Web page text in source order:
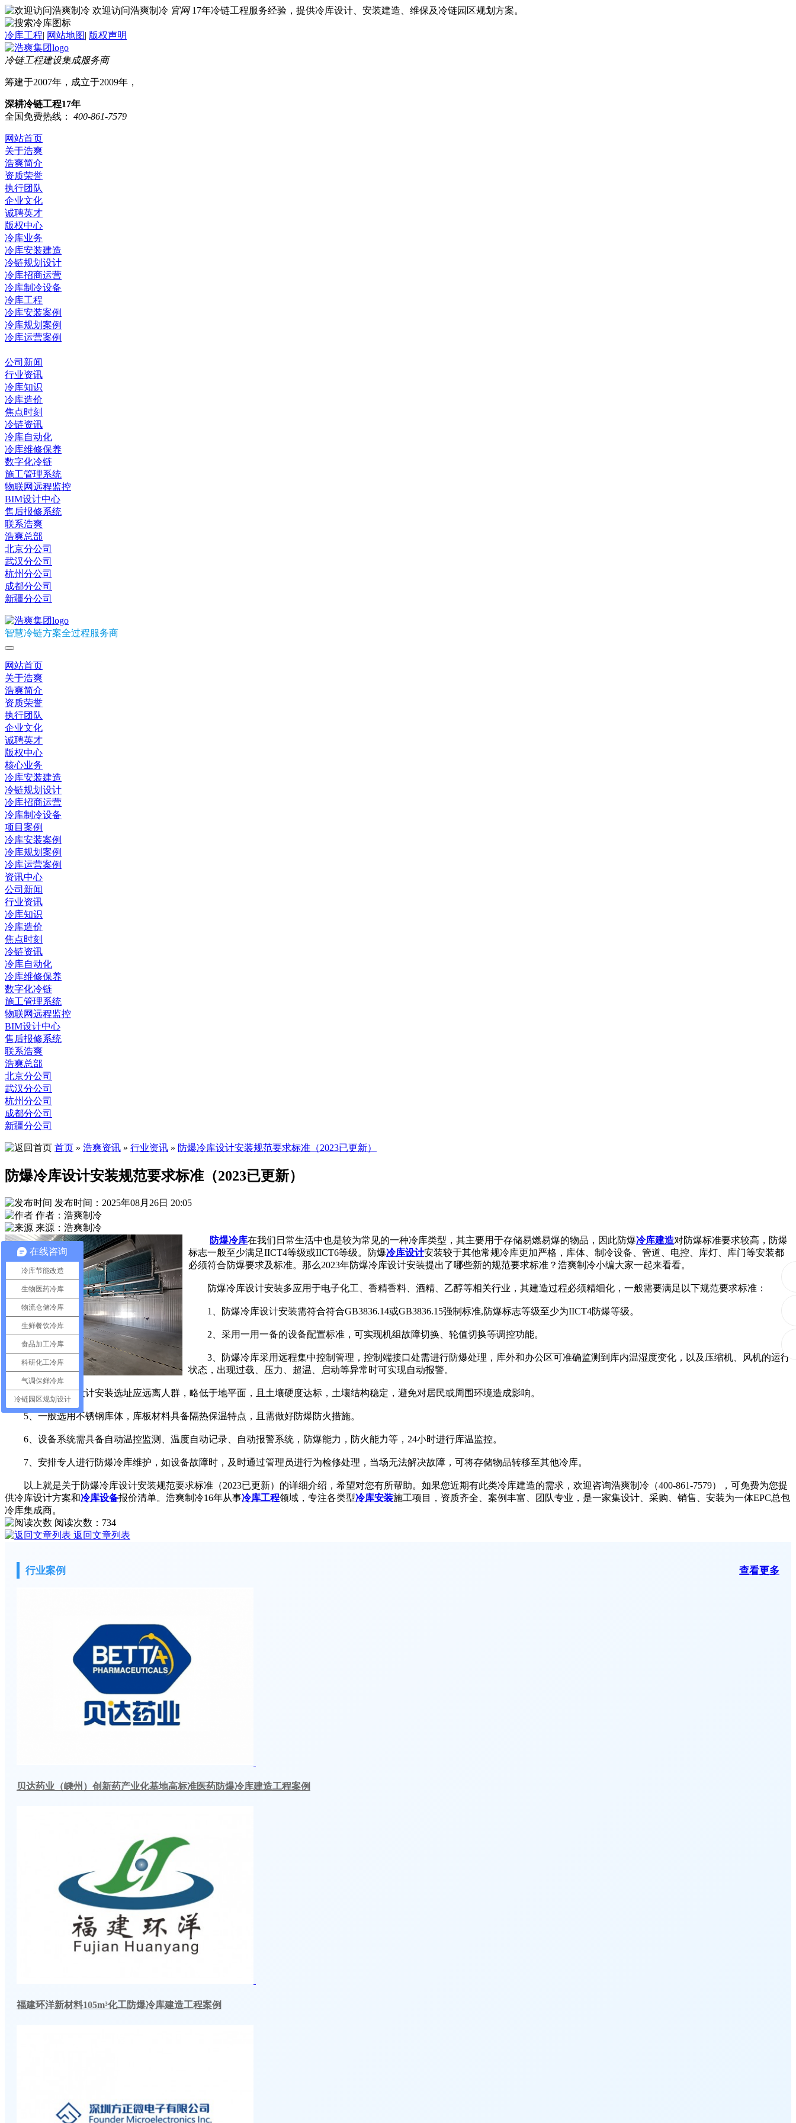
欢迎访问浩爽制冷 官网 17年冷链工程服务经验，提供冷库设计、安装建造、维保及冷链园区规划方案。
冷库工程| 网站地图| 版权声明
冷链工程建设集成服务商
筹建于2007年，成立于2009年，
深耕冷链工程17年
全国免费热线：
400-861-7579
网站首页
关于浩爽
浩爽简介
资质荣誉
执行团队
企业文化
诚聘英才
版权中心
冷库业务
冷库安装建造
冷链规划设计
冷库招商运营
冷库制冷设备
冷库工程
冷库安装案例
冷库规划案例
冷库运营案例
公司新闻
行业资讯
冷库知识
冷库造价
焦点时刻
冷链资讯
冷库自动化
冷库维修保养
数字化冷链
施工管理系统
物联网远程监控
BIM设计中心
售后报修系统
联系浩爽
浩爽总部
北京分公司
武汉分公司
杭州分公司
成都分公司
新疆分公司
智慧冷链方案全过程服务商
网站首页
关于浩爽
浩爽简介
资质荣誉
执行团队
企业文化
诚聘英才
版权中心
核心业务
冷库安装建造
冷链规划设计
冷库招商运营
冷库制冷设备
项目案例
冷库安装案例
冷库规划案例
冷库运营案例
资讯中心
公司新闻
行业资讯
冷库知识
冷库造价
焦点时刻
冷链资讯
冷库自动化
冷库维修保养
数字化冷链
施工管理系统
物联网远程监控
BIM设计中心
售后报修系统
联系浩爽
浩爽总部
北京分公司
武汉分公司
杭州分公司
成都分公司
新疆分公司
首页 » 浩爽资讯 » 行业资讯 » 防爆冷库设计安装规范要求标准（2023已更新）
防爆冷库设计安装规范要求标准（2023已更新）
发布时间：2025年08月26日 20:05
作者：浩爽制冷
来源：浩爽制冷
防爆冷库在我们日常生活中也是较为常见的一种冷库类型，其主要用于存储易燃易爆的物品，因此防爆冷库建造对防爆标准要求较高，防爆
标志一般至少满足IICT4等级或IICT6等级。防爆冷库设计安装较于其他常规冷库更加严格，库体、制冷设备、管道、电控、库灯、库门等安装都
必须符合防爆要求及标准。那么2023年防爆冷库设计安装提出了哪些新的规范要求标准？浩爽制冷小编大家一起来看看。
防爆冷库设计安装多应用于电子化工、香精香料、酒精、乙醇等相关行业，其建造过程必须精细化，一般需要满足以下规范要求标准：
1、防爆冷库设计安装需符合符合GB3836.14或GB3836.15强制标准,防爆标志等级至少为IICT4防爆等级。
2、采用一用一备的设备配置标准，可实现机组故障切换、轮值切换等调控功能。
3、防爆冷库采用远程集中控制管理，控制端接口处需进行防爆处理，库外和办公区可准确监测到库内温湿度变化，以及压缩机、风机的运行
状态，出现过载、压力、超温、启动等异常时可实现自动报警。
4、防爆冷库设计安装选址应远离人群，略低于地平面，且土壤硬度达标，土壤结构稳定，避免对居民或周围环境造成影响。
5、一般选用不锈钢库体，库板材料具备隔热保温特点，且需做好防爆防火措施。
6、设备系统需具备自动温控监测、温度自动记录、自动报警系统，防爆能力，防火能力等，24小时进行库温监控。
7、安排专人进行防爆冷库维护，如设备故障时，及时通过管理员进行为检修处理，当场无法解决故障，可将存储物品转移至其他冷库。
以上就是关于防爆冷库设计安装规范要求标准（2023已更新）的详细介绍，希望对您有所帮助。如果您近期有此类冷库建造的需求，欢迎咨询浩爽制冷（400-861-7579），可免费为您提
供冷库设计方案和冷库设备报价清单。浩爽制冷16年从事冷库工程领域，专注各类型冷库安装施工项目，资质齐全、案例丰富、团队专业，是一家集设计、采购、销售、安装为一体EPC总包
冷库集成商。
阅读次数： 734
返回文章列表
行业案例 查看更多
贝达药业（嵊州）创新药产业化基地高标准医药防爆冷库建造工程案例
福建环洋新材料105m³化工防爆冷库建造工程案例
在线咨询
冷库节能改造
生物医药冷库
物流仓储冷库
生鲜餐饮冷库
食品加工冷库
科研化工冷库
气调保鲜冷库
冷链园区规划设计